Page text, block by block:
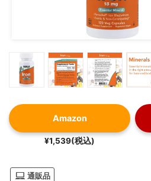
Amazon
¥1,539(税込)
通販品